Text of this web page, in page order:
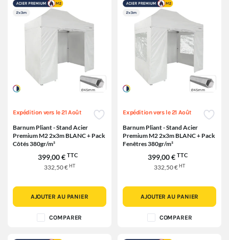
Expédition vers le 21 Août
Barnum Pliant - Stand Acier
Premium M2 2x3m BLANC + Pack
Côtés 380gr/m²
399,00 € TTC
332,50 €HT
AJOUTER AU PANIER
COMPARER
Expédition vers le 21 Août
Barnum Pliant - Stand Acier
Premium M2 2x3m BLANC + Pack
Fenêtres 380gr/m²
399,00 € TTC
332,50 €HT
AJOUTER AU PANIER
COMPARER